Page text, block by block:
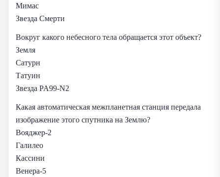
Мимас
Звезда Смерти
Вокруг какого небесного тела обращается этот объект?
Земля
Сатурн
Татуин
Звезда PA99‑N2
Какая автоматическая межпланетная станция передала
изображение этого спутника на Землю?
Вояджер‑2
Галилео
Кассини
Венера‑5